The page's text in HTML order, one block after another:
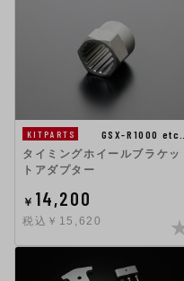
KITPARTS
GSX-R1000 etc…
タイミングホイールブラケッ
トアダプター
￥ 14,200
税込￥15,620